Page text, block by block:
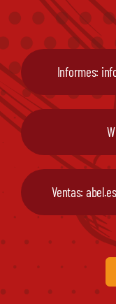
Informes:
Ventas: